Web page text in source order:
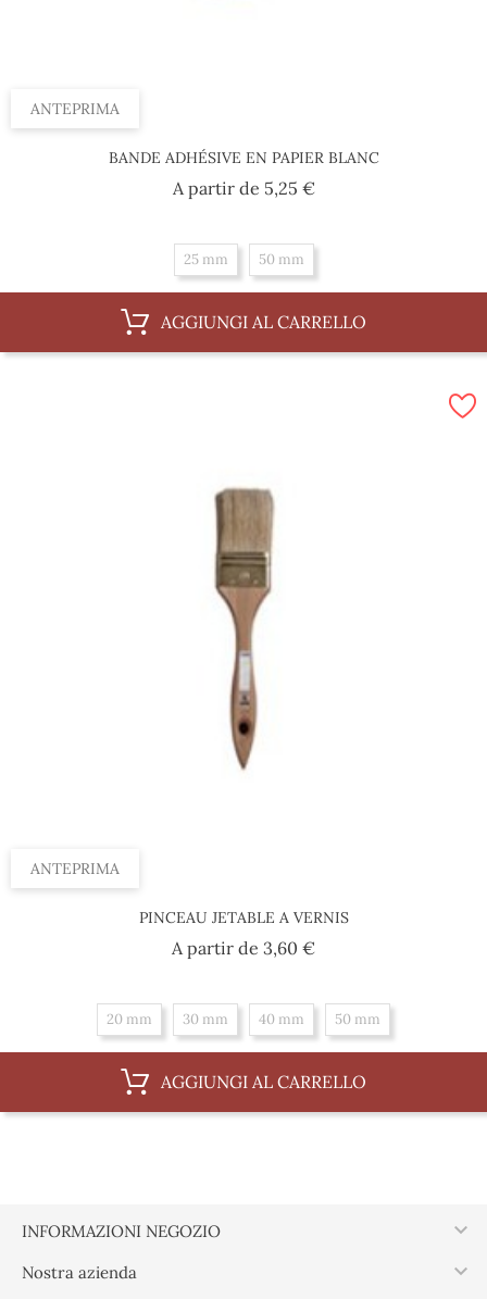
ANTEPRIMA
BANDE ADHÉSIVE EN PAPIER BLANC
A partir de 5,25 €Prezzo
25 mm 50 mm
AGGIUNGI AL CARRELLO
ANTEPRIMA
PINCEAU JETABLE A VERNIS
A partir de 3,60 €Prezzo
20 mm 30 mm 40 mm 50 mm
AGGIUNGI AL CARRELLO
INFORMAZIONI NEGOZIO 
Nostra azienda 